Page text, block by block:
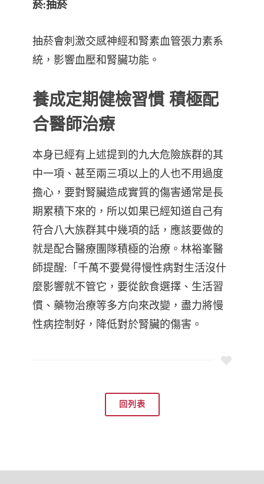
菸:抽菸
抽菸會刺激交感神經和腎素血管張力素系
統，影響血壓和腎臟功能。
養成定期健檢習慣 積極配
合醫師治療
本身已經有上述提到的九大危險族群的其
中一項、甚至兩三項以上的人也不用過度
擔心，要對腎臟造成實質的傷害通常是長
期累積下來的，所以如果已經知道自己有
符合八大族群其中幾項的話，應該要做的
就是配合醫療團隊積極的治療。林裕峯醫
師提醒:「千萬不要覺得慢性病對生活沒什
麼影響就不管它，要從飲食選擇、生活習
慣、藥物治療等多方向來改變，盡力將慢
性病控制好，降低對於腎臟的傷害。
回列表